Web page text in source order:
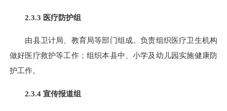
2.3.3 医疗防护组
由县卫计局、教育局等部门组成。负责组织医疗卫生机构
做好医疗救护等工作；组织本县中、小学及幼儿园实施健康防
护工作。
2.3.4 宣传报道组